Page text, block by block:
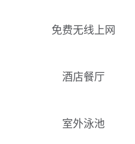
免费无线上网
酒店餐厅
室外泳池